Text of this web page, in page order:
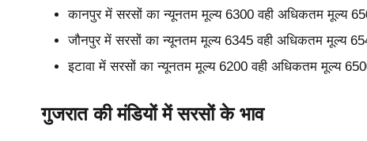
कानपुर में सरसों का न्यूनतम मूल्य 6300 वही अधिकतम मूल्य
जौनपुर में सरसों का न्यूनतम मूल्य 6345 वही अधिकतम मूल्य
इटावा में सरसों का न्यूनतम मूल्य 6200 वही अधिकतम मूल्य
गुजरात की मंडियों में सरसों के भाव